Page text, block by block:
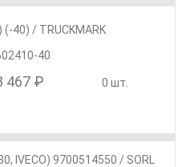
(-40) / TRUCKMARK
40
467 ₽ 0 шт.
IVECO) 9700514550 / SORL